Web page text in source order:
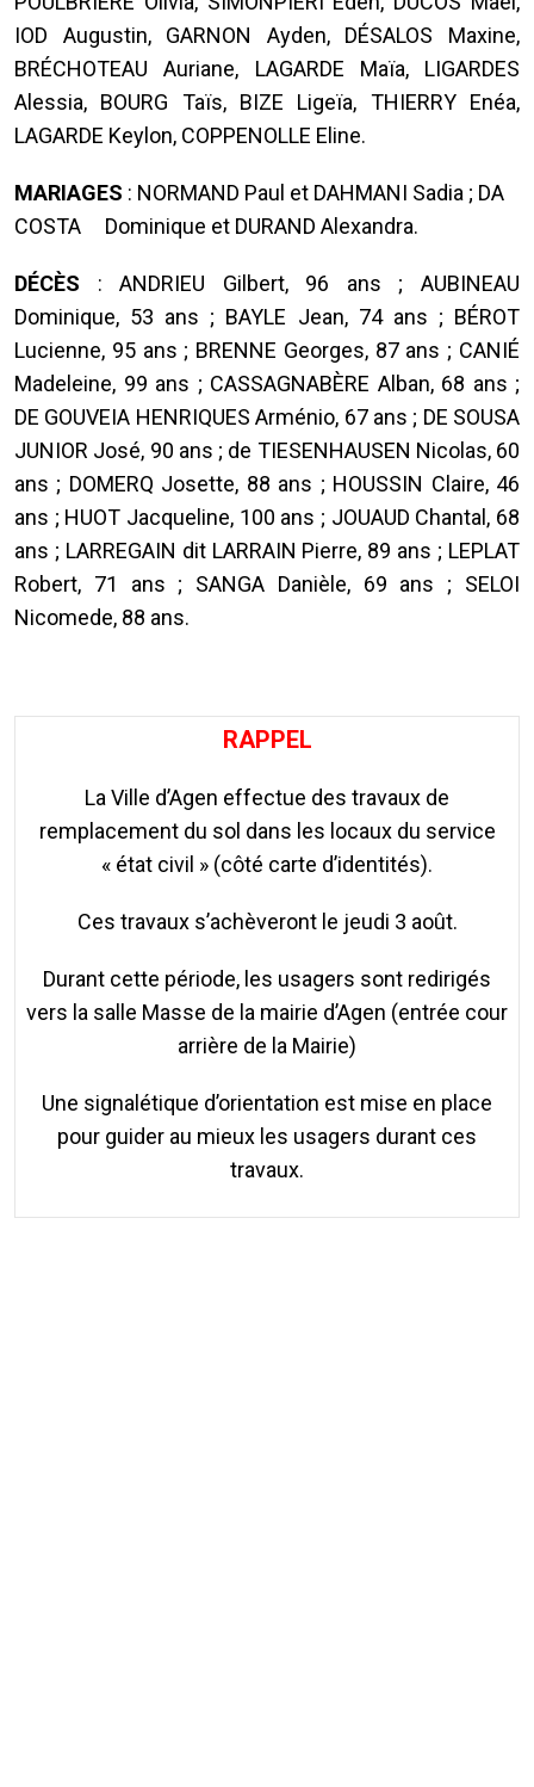
IOD Augustin, GARNON Ayden, DÉSALOS Maxine,
BRÉCHOTEAU Auriane, LAGARDE Maïa, LIGARDES
Alessia, BOURG Taïs, BIZE Ligeïa, THIERRY Enéa,
LAGARDE Keylon, COPPENOLLE Eline.
MARIAGES : NORMAND Paul et DAHMANI Sadia ; DA
COSTA Dominique et DURAND Alexandra.
DÉCÈS : ANDRIEU Gilbert, 96 ans ; AUBINEAU
Dominique, 53 ans ; BAYLE Jean, 74 ans ; BÉROT
Lucienne, 95 ans ; BRENNE Georges, 87 ans ; CANIÉ
Madeleine, 99 ans ; CASSAGNABÈRE Alban, 68 ans ;
DE GOUVEIA HENRIQUES Arménio, 67 ans ; DE SOUSA
JUNIOR José, 90 ans ; de TIESENHAUSEN Nicolas, 60
ans ; DOMERQ Josette, 88 ans ; HOUSSIN Claire, 46
ans ; HUOT Jacqueline, 100 ans ; JOUAUD Chantal, 68
ans ; LARREGAIN dit LARRAIN Pierre, 89 ans ; LEPLAT
Robert, 71 ans ; SANGA Danièle, 69 ans ; SELOI
Nicomede, 88 ans.
RAPPEL
La Ville d’Agen effectue des travaux de
remplacement du sol dans les locaux du service
« état civil » (côté carte d’identités).
Ces travaux s’achèveront le jeudi 3 août.
Durant cette période, les usagers sont redirigés
vers la salle Masse de la mairie d’Agen (entrée cour
arrière de la Mairie)
Une signalétique d’orientation est mise en place
pour guider au mieux les usagers durant ces
travaux.